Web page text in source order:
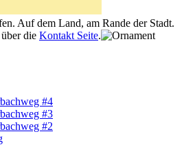
Auf dem Land, am Rande der Stadt.
die Kontakt Seite.
#4
#3
#2